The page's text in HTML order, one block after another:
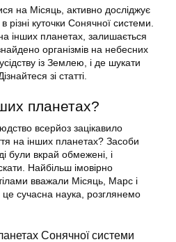
на Місяць, активно досліджує
куточки Сонячної системи.
інших планетах, залишається
організмів на небесних
із Землею, і де шукати
зі статті.
планетах?
всерйоз зацікавило
на інших планетах? Засоби
були вкрай обмежені, і
Найбільш імовірно
вважали Місяць, Марс і
сучасна наука, розглянемо
Сонячної системи